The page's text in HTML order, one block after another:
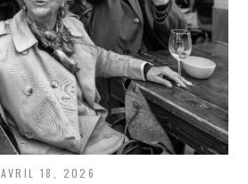
AVRIL 18, 2026